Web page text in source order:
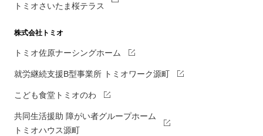
トミオさいたま桜テラス
株式会社トミオ
トミオ佐原ナーシングホーム
就労継続支援B型事業所 トミオワーク源町
こども食堂トミオのわ
共同生活援助 障がい者グループホーム
トミオハウス源町